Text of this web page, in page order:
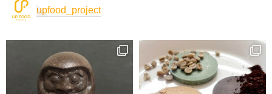
upfood_project